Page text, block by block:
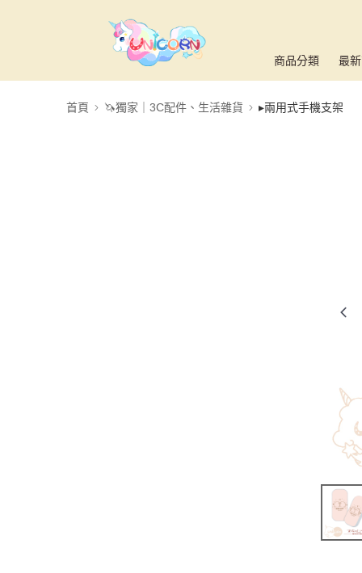
商品分類 最
首頁 🦄獨家｜3C配件、生活雜貨 ▸兩用式手機支架